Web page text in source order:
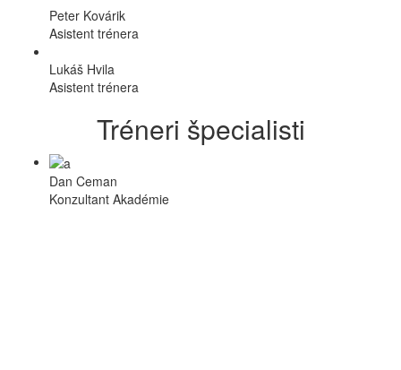
Peter Kovárik
Asistent trénera
Lukáš Hvila
Asistent trénera
Tréneri špecialisti
Dan Ceman
Konzultant Akadémie